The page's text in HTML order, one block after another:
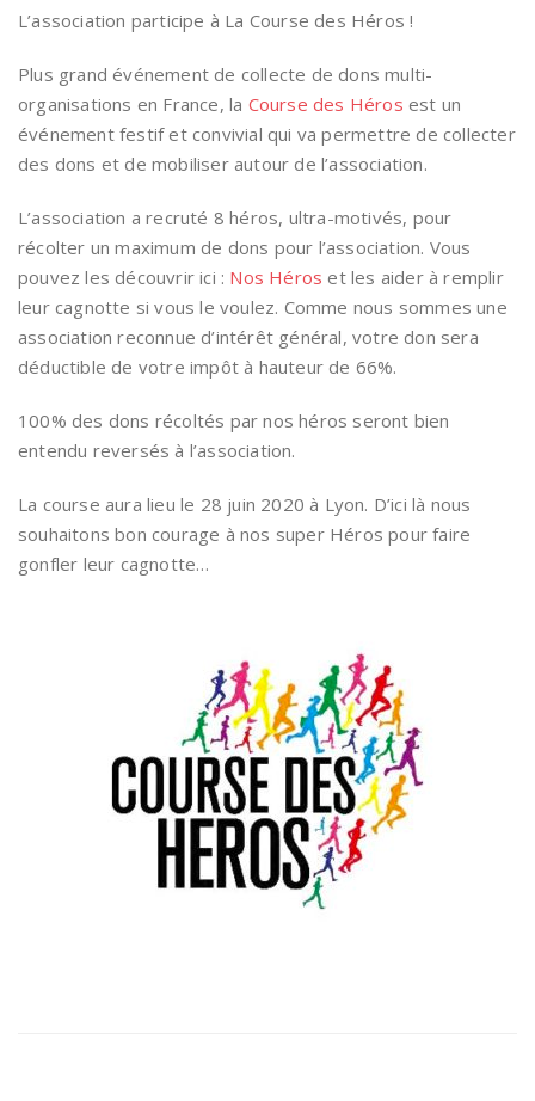
L’association participe à La Course des Héros !
Plus grand événement de collecte de dons multi-
organisations en France, la Course des Héros est un
événement festif et convivial qui va permettre de collecter
des dons et de mobiliser autour de l’association.
L’association a recruté 8 héros, ultra-motivés, pour
récolter un maximum de dons pour l’association. Vous
pouvez les découvrir ici : Nos Héros et les aider à remplir
leur cagnotte si vous le voulez. Comme nous sommes une
association reconnue d’intérêt général, votre don sera
déductible de votre impôt à hauteur de 66%.
100% des dons récoltés par nos héros seront bien
entendu reversés à l’association.
La course aura lieu le 28 juin 2020 à Lyon. D’ici là nous
souhaitons bon courage à nos super Héros pour faire
gonfler leur cagnotte…